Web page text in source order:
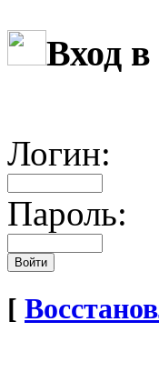
Вход
Логин:
Пароль:
[